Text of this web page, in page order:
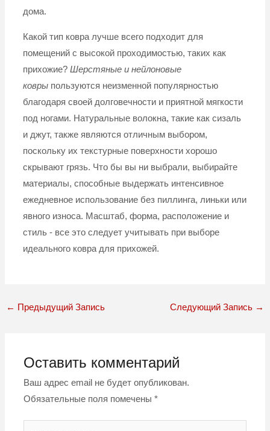
дома.
Какой тип ковра лучше всего подходит для
помещений с высокой проходимостью, таких как
прихожие? Шерстяные и нейлоновые
коврыпользуются неизменной популярностью
благодаря своей долговечности и приятной мягкости
под ногами. Натуральные волокна, такие как сизаль
и джут, также являются отличным выбором,
поскольку их текстурные поверхности хорошо
скрывают грязь. Что бы вы ни выбрали, выбирайте
материалы, способные выдержать интенсивное
ежедневное использование без пиллинга, линьки или
явного износа. Масштаб, форма, расположение и
стиль - все это следует учитывать при выборе
идеального ковра для прихожей.
← Предыдущий Запись Следующий Запись →
Оставить комментарий
Ваш адрес email не будет опубликован.
Обязательные поля помечены*